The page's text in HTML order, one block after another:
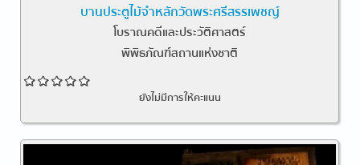
บานประตูไม้จำหลักวัดพระศรีสรรเพชญ์
โบราณคดีและประวัติศาสตร์
พิพิธภัณฑ์สถานแห่งชาติ
ยังไม่มีการให้คะแนน